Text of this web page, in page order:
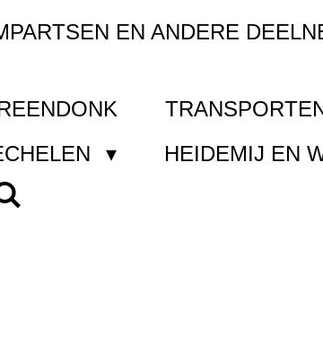
EN ANDERE
HEIDEMIJ EN